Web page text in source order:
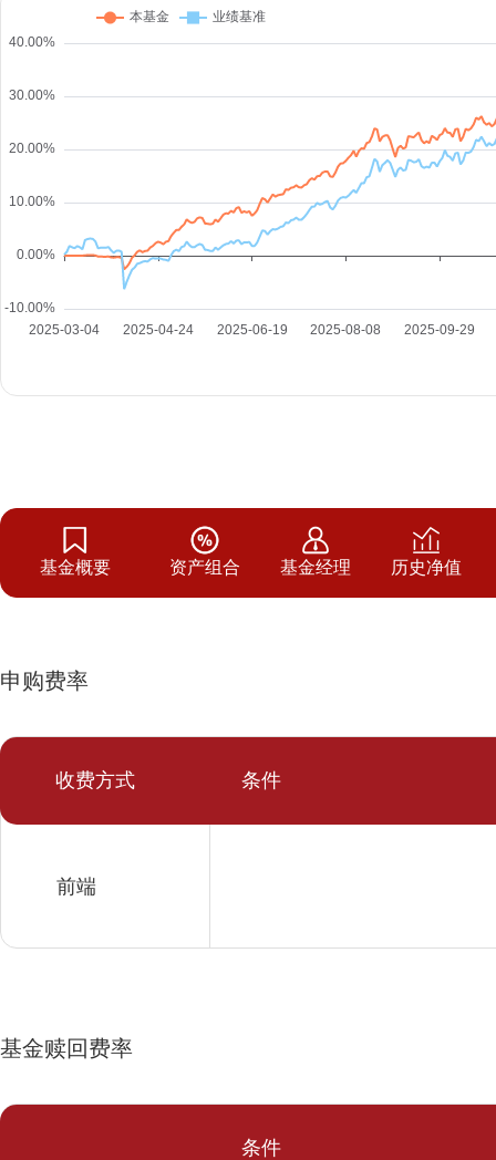
基金概要 资产组合 基金经理 历史净值
申购费率
收费方式 条件
前端
基金赎回费率
条件